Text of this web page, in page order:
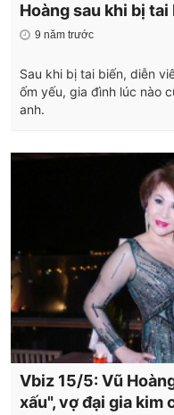
Hoàng sau khi bị tai
9 năm trước
Sau khi bị tai biến, diễn
ốm yếu, gia đình lúc nào
anh.
Vbiz 15/5: Vũ
xấu", vợ đại gia